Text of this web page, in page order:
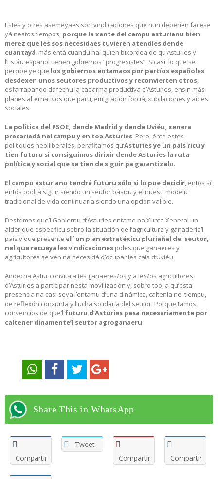
Éstes y otres asemeyaes son vindicaciones que nun deberíen facese
yá nestos tiempos, porque la xente del campu asturianu bien
merez que les sos necesidaes tuvieren atendíes dende
cuantayá, más entá cuandu hai quien bixordea de qu’Asturies y
l’Estáu español tienen gobiernos “progresistes”. Sicasí, lo que se
percibe ye que los gobiernos entamaos por partíos españoles
desdexen unos seutores productivos y reconvierten otros,
esfarrapando dafechu la cadarma productiva d’Asturies, ensin más
planes alternativos que paru, emigración forciá, xubilaciones y aídes
sociales.
La política del PSOE, dende Madrid y dende Uviéu, xenera
precariedá nel campu y en toa Asturies. Pero, énte estes
polítiques neolliberales, perafitamos qu’Asturies ye un país ricu y
tien futuru si consiguimos dirixir dende Asturies la ruta
política y social que se tien de siguir pa garantizalu.
El campu asturianu tendrá futuru sólo si lu pue decidir, entós sí,
entós podrá siguir siendo un seutor básicu y el nuesu modelu
tradicional de vida continuaría siendo una opción valible.
Desiximos que’l Gobiernu d’Asturies entame na Xunta Xeneral un
alderique específicu sobro la situación de l’agricultura y ganadería’l
país y que presente ellí un plan estratéxicu pluriañal del seutor,
nel que recueya les vindicaciones poles que ganaeres y
agricultores se ven na necesidá d’ocupar les cais d’Uviéu.
Andecha Astur convita a les ganaeres/os y a les/os agricultores
d’Asturies a participar nesta movilización y, sobro too, a qu’esta
presencia na casi seya l’entamu d’una dinámica, caltenía nel tiempu,
de reflexón conxunta y llucha solidaria del seutor. Porque tamos
convencíos de que’l futuru d’Asturies pasa necesariamente por
caltener dinamente’l seutor agroganaeru.
Share This in WhatsApp
Compartir
Tweet
Compartir
Compartir